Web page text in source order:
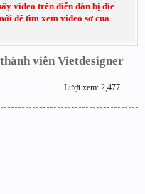
video trên diễn đàn bị die
để tìm xem video sơ cua
viên Vietdesigner
Lượt xem: 2,477